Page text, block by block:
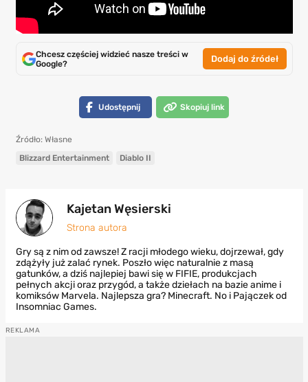
Chcesz częściej widzieć nasze treści w
Google?
Dodaj do źródeł
Udostępnij Skopiuj link
Źródło: Własne
Blizzard Entertainment
Diablo II
Kajetan Węsierski
Strona autora
Gry są z nim od zawsze! Z racji młodego wieku, dojrzewał, gdy
zdążyły już zalać rynek. Poszło więc naturalnie z masą
gatunków, a dziś najlepiej bawi się w FIFIE, produkcjach
pełnych akcji oraz przygód, a także dziełach na bazie anime i
komiksów Marvela. Najlepsza gra? Minecraft. No i Pajączek od
Insomniac Games.